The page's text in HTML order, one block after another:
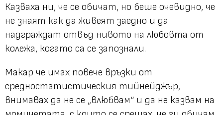
Казваха ни, че се обичат, но беше очевидно, че
не знаят как да живеят заедно и да
надграждат отвъд нивото на любовта от
колежа, когато са се запознали.
Макар че имах повече връзки от
средностатистическия тийнейджър,
внимавах да не се „влюбвам“ и да не казвам на